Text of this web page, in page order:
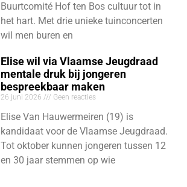
Buurtcomité Hof ten Bos cultuur tot in
het hart. Met drie unieke tuinconcerten
wil men buren en
Elise wil via Vlaamse Jeugdraad
mentale druk bij jongeren
bespreekbaar maken
26 juni 2026 Geen reacties
Elise Van Hauwermeiren (19) is
kandidaat voor de Vlaamse Jeugdraad.
Tot oktober kunnen jongeren tussen 12
en 30 jaar stemmen op wie